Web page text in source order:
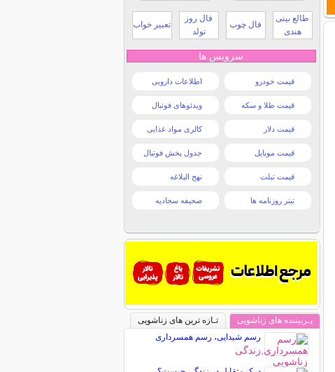
طالع بینی
هندی
فال چوب
فال روز
تولد
تعبیر خواب
سرویس ها
قیمت خودرو اطلاعات دارویی
قیمت طلا و سکه ویدئوهای فوتبال
قیمت دلار کالری مواد غذایی
قیمت موبایل جدول پخش فوتبال
قیمت تبلت نهج البلاغه
تیتر روزنامه ها صحیفه سجادیه
پـربیننده های زناشویی
تـازه ترین های زناشویی
رسم شیدایی، رسم همسرداری